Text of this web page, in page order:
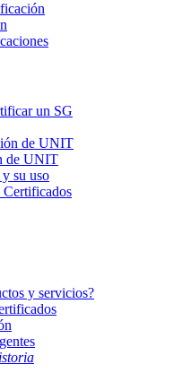
un SG
de UNIT
de UNIT
su uso
Certificados
y servicios?